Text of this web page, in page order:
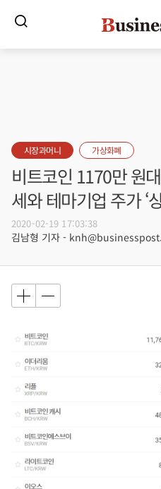
시장과머니 가상화폐
비트코인 1170만 원
세와 테마기업 주가 ‘
2020-02-19 17:03:38
김남형 기자 -